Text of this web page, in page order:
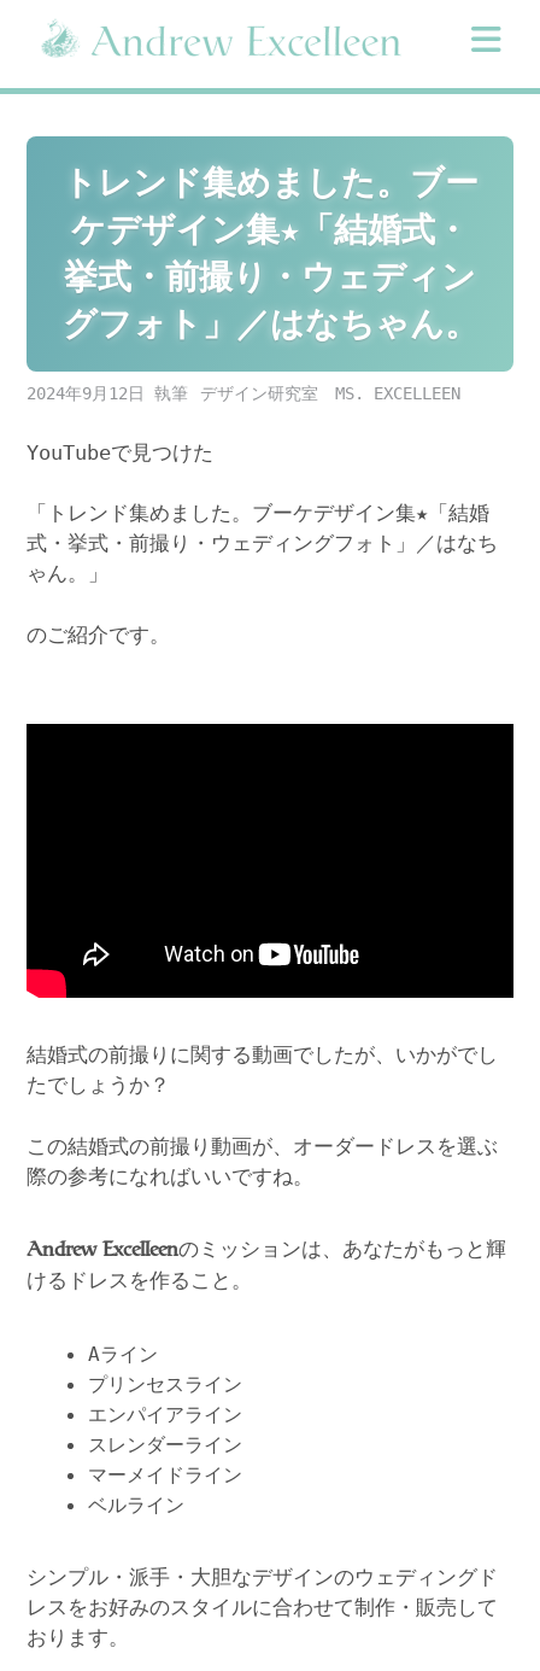
content
トレンド集めました。ブー
ケデザイン集★「結婚式・
挙式・前撮り・ウェディン
グフォト」／はなちゃん。
2024年9月12日 デザイン研究室 MS. EXCELLEEN
YouTubeで見つけた
「トレンド集めました。ブーケデザイン集★「結婚
式・挙式・前撮り・ウェディングフォト」／はなち
ゃん。」
のご紹介です。
結婚式の前撮りに関する動画でしたが、いかがでし
たでしょうか？
この結婚式の前撮り動画が、オーダードレスを選ぶ
際の参考になればいいですね。
Andrew Excelleenのミッションは、あなたがもっと輝
けるドレスを作ること。
Aライン
プリンセスライン
エンパイアライン
スレンダーライン
マーメイドライン
ベルライン
シンプル・派手・大胆なデザインのウェディングド
レスをお好みのスタイルに合わせて制作・販売して
おります。